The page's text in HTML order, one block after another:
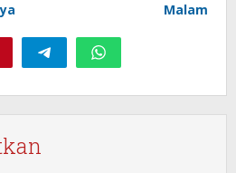
Malam